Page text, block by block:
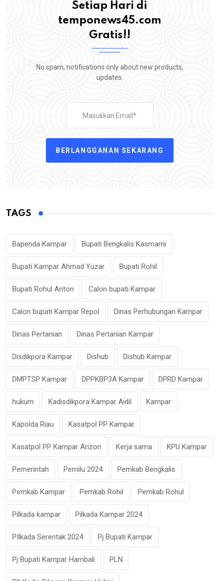
Setiap Hari di
temponews45.com
Gratis!!
No spam, notifications only about new products,
updates.
BERLANGGANAN SEKARANG
TAGS
Bapenda Kampar Bupati Bengkalis Kasmarni
Bupati Kampar Ahmad Yuzar Bupati Rohil
Bupati Rohul Anton Calon bupati Kampar
Calon bupati Kampar Repol Dinas Perhubungan Kampar
Dinas Pertanian Dinas Pertanian Kampar
Disdikpora Kampar Dishub Dishub Kampar
DMPTSP Kampar DPPKBP3A Kampar DPRD Kampar
hukum Kadisdikpora Kampar Aidil Kampar
Kapolda Riau Kasatpol PP Kampar
Kasatpol PP Kampar Arizon Kerja sama KPU Kampar
Pemerintah Pemilu 2024 Pemkab Bengkalis
Pemkab Kampar Pemkab Rohil Pemkab Rohul
Pilkada kampar Pilkada Kampar 2024
PIlkada Serentak 2024 Pj Bupati Kampar
Pj Bupati Kampar Hambali PLN